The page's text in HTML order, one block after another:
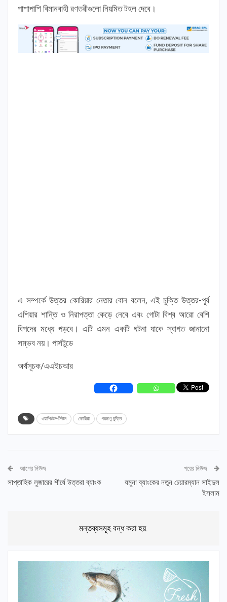
পাশাপাশি বিমানবাহী রণতরীগুলো নিয়মিত টহল দেবে।
এ সম্পর্কে উত্তর কোরিয়ার নেতার বোন বলেন, এই চুক্তি উত্তর-পূর্ব
এশিয়ার শান্তি ও নিরাপত্তা কেড়ে নেবে এবং গোটা বিশ্ব আরো বেশি
বিপদের মধ্যে পড়বে। এটি এমন একটি ঘটনা যাকে স্বাগত জানানো
সম্ভব নয়। পার্সটুডে
অর্থসূচক/এএইচআর
ওয়াশিংটন-সিউল কোরিয়া পরমাণু চুক্তি
আগের নিউজ
সাপ্তাহিক লুজারের শীর্ষে উত্তরা ব্যাংক
পরের নিউজ
যমুনা ব্যাংকের নতুন চেয়ারম্যান সাইদুল
ইসলাম
মন্তব্যসমূহ বন্ধ করা হয়.